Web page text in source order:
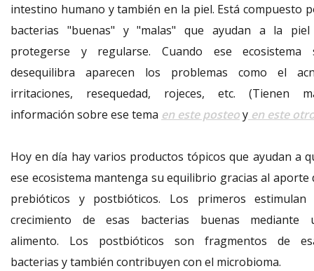
intestino humano y también en la piel. Está compuesto
bacterias "buenas" y "malas" que ayudan a la
protegerse y regularse. Cuando ese ecosistema
desequilibra aparecen los problemas como el
irritaciones, resequedad, rojeces, etc. (Tienen
información sobre ese tema en este posteoy en este
Hoy en día hay varios productos tópicos que ayudan a
ese ecosistema mantenga su equilibrio gracias al aporte
prebióticos y postbióticos. Los primeros estimulan
crecimiento de esas bacterias buenas mediante
alimento. Los postbióticos son fragmentos de
bacterias y también contribuyen con el microbioma.